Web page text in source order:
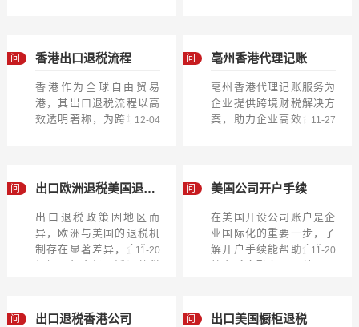
问 香港出口退税流程
香港作为全球自由贸易
港，其出口退税流程以高
效透明著称，为跨境贸易
12-04
问 亳州香港代理记账
亳州香港代理记账服务为
企业提供跨境财税解决方
案，助力企业高效合规经
11-27
问
出口欧洲退税美国退税
出口退税政策因地区而
异，欧洲与美国的退税机
制存在显著差异，企业需
11-20
问 美国公司开户手续
在美国开设公司账户是企
业国际化的重要一步，了
解开户手续能帮助企业高
11-20
问 出口退税香港公司 问 出口美国橱柜退税